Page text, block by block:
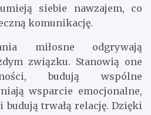
siebie nawzajem, co
komunikację.
miłosne odgrywają
związku. Stanowią one
budują wspólne
wsparcie emocjonalne,
trwałą relację. Dzięki